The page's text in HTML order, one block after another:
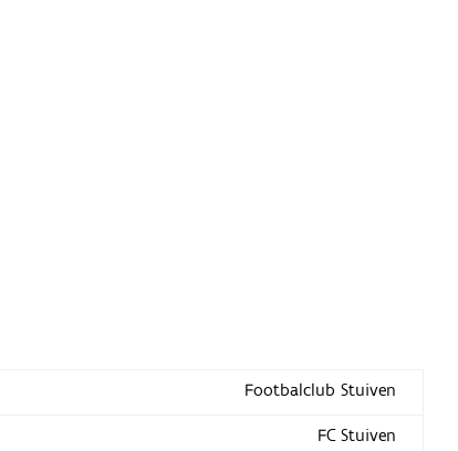
Footbalclub Stuiven
FC Stuiven